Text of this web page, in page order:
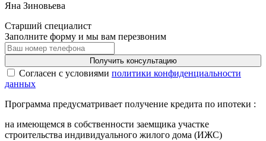
Яна Зиновьева
Старший специалист
Заполните форму и мы вам перезвоним
Получить консультацию
Cогласен с условиями политики конфиденциальности
данных
Программа предусматривает получение кредита по ипотеки :
на имеющемся в собственности заемщика участке
строительства индивидуального жилого дома (ИЖС)